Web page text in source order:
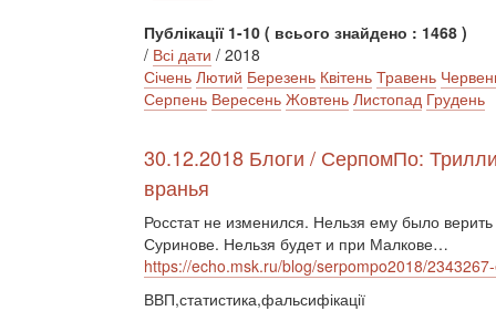
Публікації 1-10 ( всього знайдено : 1468 )
/ Всі дати / 2018
Січень Лютий Березень Квітень Травень
Серпень Вересень Жовтень Листопад Грудень
30.12.2018 Блоги / СерпомПо:
вранья
Росстат не изменился. Нельзя ему было
Суринове. Нельзя будет и при Малкове…
https://echo.msk.ru/blog/serpompo2018/
ВВП,статистика,фальсифікації